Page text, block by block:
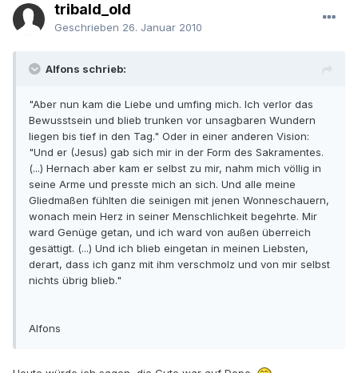
tribald_old
Geschrieben 26. Januar 2010
Alfons schrieb:
"Aber nun kam die Liebe und umfing mich. Ich verlor das
Bewusstsein und blieb trunken vor unsagbaren Wundern
liegen bis tief in den Tag." Oder in einer anderen Vision:
"Und er (Jesus) gab sich mir in der Form des Sakramentes.
(...) Hernach aber kam er selbst zu mir, nahm mich völlig in
seine Arme und presste mich an sich. Und alle meine
Gliedmaßen fühlten die seinigen mit jenen Wonneschauern,
wonach mein Herz in seiner Menschlichkeit begehrte. Mir
ward Genüge getan, und ich ward von außen überreich
gesättigt. (...) Und ich blieb eingetan in meinen Liebsten,
derart, dass ich ganz mit ihm verschmolz und von mir selbst
nichts übrig blieb."
Alfons